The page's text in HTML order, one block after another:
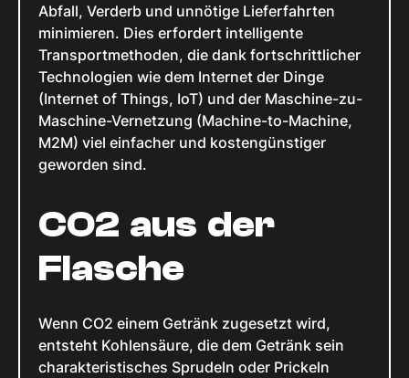
Abfall, Verderb und unnötige Lieferfahrten
minimieren. Dies erfordert intelligente
Transportmethoden, die dank fortschrittlicher
Technologien wie dem Internet der Dinge
(Internet of Things, IoT) und der Maschine-zu-
Maschine-Vernetzung (Machine-to-Machine,
M2M) viel einfacher und kostengünstiger
geworden sind.
CO2 aus der
Flasche
Wenn CO2 einem Getränk zugesetzt wird,
entsteht Kohlensäure, die dem Getränk sein
charakteristisches Sprudeln oder Prickeln